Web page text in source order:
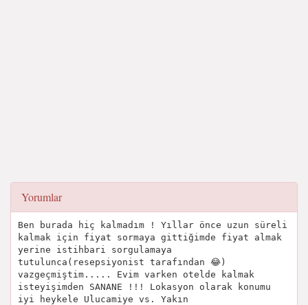
Yorumlar
Ben burada hiç kalmadım ! Yıllar önce uzun süreli
kalmak için fiyat sormaya gittiğimde fiyat almak
yerine istihbari sorgulamaya
tutulunca(resepsiyonist tarafından 😂)
vazgeçmiştim..... Evim varken otelde kalmak
isteyişimden SANANE !!! Lokasyon olarak konumu
iyi heykele Ulucamiye vs. Yakın